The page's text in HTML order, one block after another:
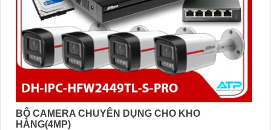
BỘ CAMERA CHUYÊN DỤNG CHO KHO
HÀNG(4MP)